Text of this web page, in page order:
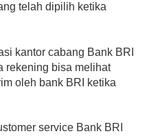
telah dipilih ketika
kantor cabang Bank BRI
rekening bisa melihat
oleh bank BRI ketika
service Bank BRI